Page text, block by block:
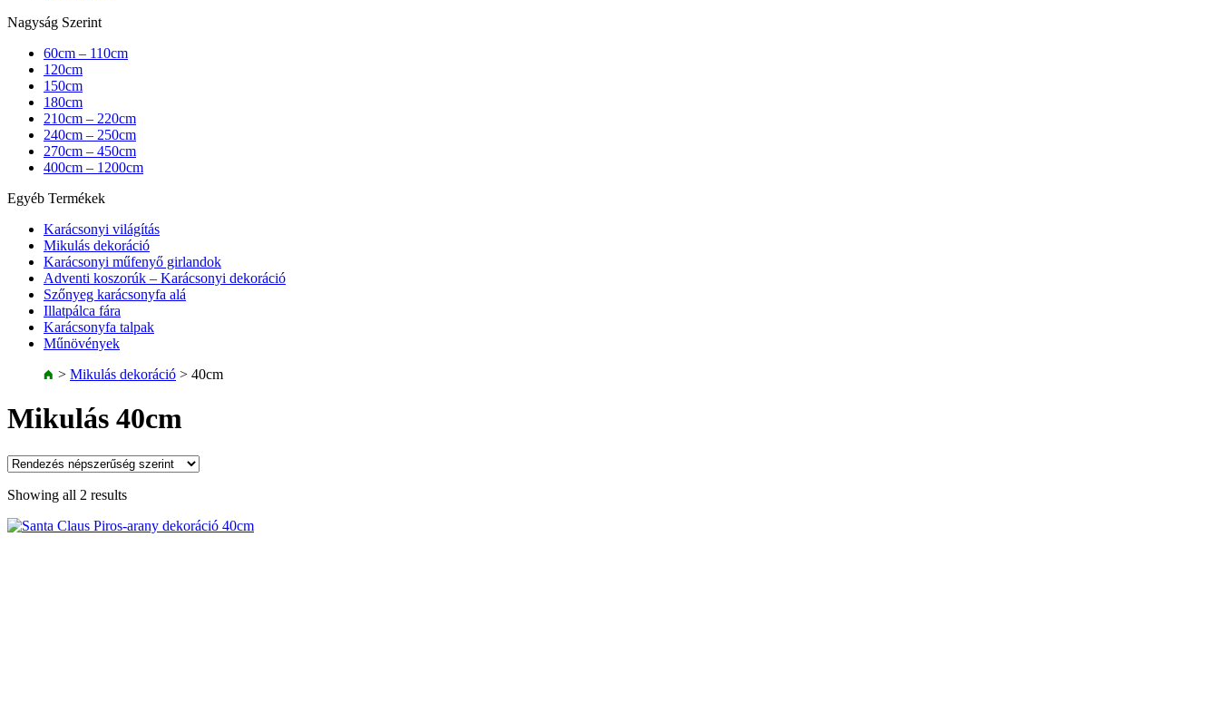
Nagyság Szerint
60cm – 110cm
120cm
150cm
180cm
210cm – 220cm
240cm – 250cm
270cm – 450cm
400cm – 1200cm
Egyéb Termékek
Karácsonyi világítás
Mikulás dekoráció
Karácsonyi műfenyő girlandok
Adventi koszorúk – Karácsonyi dekoráció
Szőnyeg karácsonyfa alá
Illatpálca fára
Karácsonyfa talpak
Műnövények
> Mikulás dekoráció > 40cm
Mikulás 40cm
Showing all 2 results